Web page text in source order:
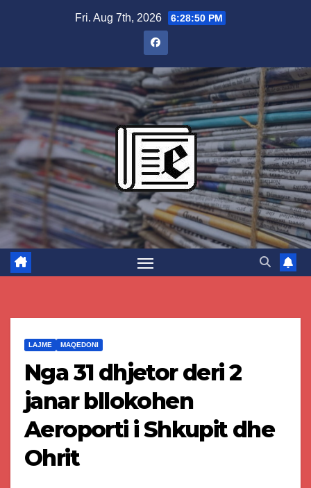
Fri. Aug 7th, 2026 6:28:51 PM
LAJME MAQEDONI
Nga 31 dhjetor deri 2
janar bllokohen
Aeroporti i Shkupit dhe
Ohrit